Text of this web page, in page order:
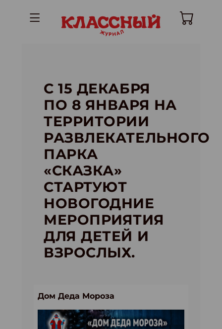
С 15 ДЕКАБРЯ
ПО 8 ЯНВАРЯ НА
ТЕРРИТОРИИ
РАЗВЛЕКАТЕЛЬНОГО
ПАРКА
«СКАЗКА»
СТАРТУЮТ
НОВОГОДНИЕ
МЕРОПРИЯТИЯ
ДЛЯ ДЕТЕЙ И
ВЗРОСЛЫХ.
Дом Деда Мороза